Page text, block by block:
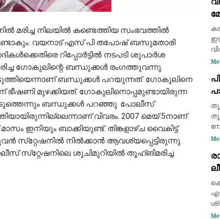
മരിച്ച നിലയിൽ കണ്ടെത്തിയ സംഭവത്തിൽ
വയനാട് എസ് പി തപോഷ് ബസുമതാരി
റിപ്പോർട്ടിൽ നടപടി ശുപാർശ
ഗോകുലിന്റെ ബന്ധുക്കൾ രംഗത്തുവന്നു.
ബന്ധുക്കൾ പറയുന്നത്. ഗോകുലിനെ
ഭീഷണി മുഴക്കിയത്. ഗോകുലിനൊപ്പമുണ്ടായിരുന്ന
ബന്ധുക്കൾ പറഞ്ഞു. പോലീസ്
വിവരം. 2007 മെയ് 5നാണ്
ഇനിയും ബാക്കിയുണ്ട്. തിങ്കളാഴ്ച വൈകിട്ട്
സ്‌റ്റേഷനിൽ നിൽക്കാൻ ആവശ്യപ്പെട്ടിരുന്നു.
സ്‌റ്റേഷനിലെ ശുചിമുറിയിൽ തൂഹ്ങിമരിച്ച